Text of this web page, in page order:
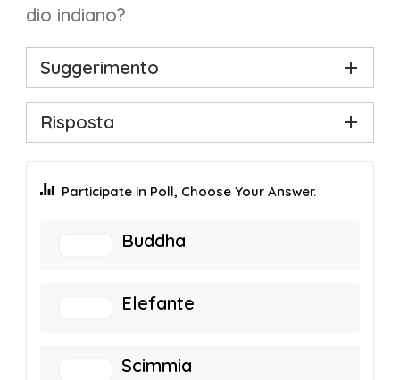
dio indiano?
Suggerimento
Risposta
Participate in Poll, Choose Your Answer.
Buddha
Elefante
Scimmia